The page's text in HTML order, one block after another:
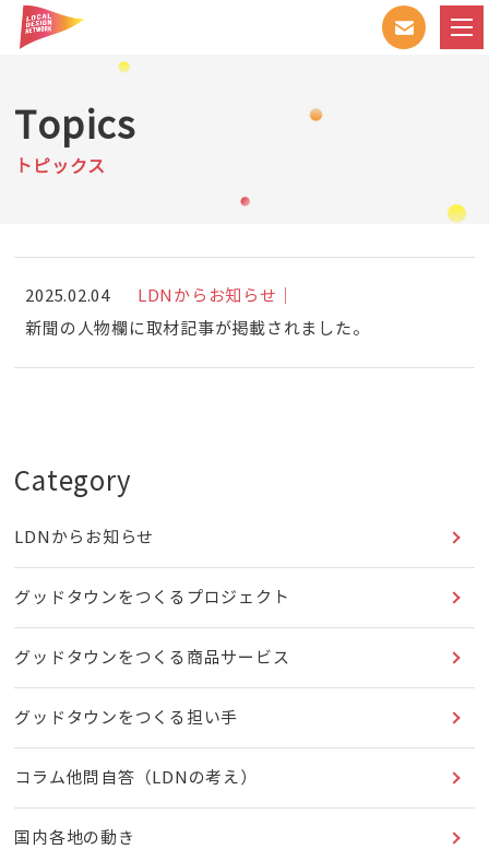
Topics
トピックス
2025.02.04
LDNからお知らせ｜
新聞の人物欄に取材記事が掲載されました。
Category
LDNからお知らせ
グッドタウンをつくるプロジェクト
グッドタウンをつくる商品サービス
グッドタウンをつくる担い手
コラム他問自答（LDNの考え）
国内各地の動き